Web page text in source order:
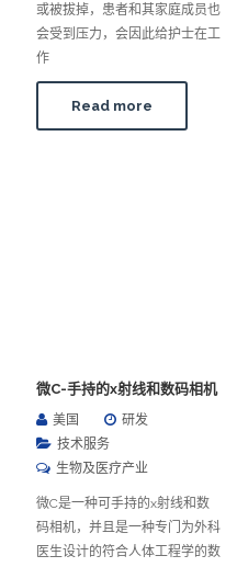
或被拔掉，患者和其家庭成员也
会受到压力，会因此给护士在工
作
Read more
微C-手持的x射线和数码相机
美国
研发
技术服务
生物及医疗产业
微C是一种可手持的x射线和数
码相机，并且是一种专门为外科
医生设计的符合人体工程学的数